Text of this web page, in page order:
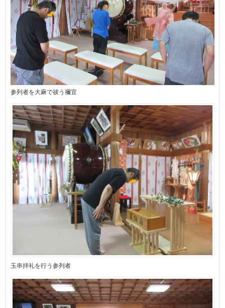
参列者を大麻で祓う禰宜
玉串拝礼を行う参列者